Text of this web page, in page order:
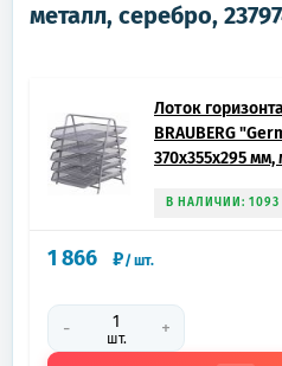
металл, серебро,
Лоток
BRAUBERG
370х355х295 мм,
В НАЛИЧИИ: 1093
1 866 ₽/шт.
- шт. +